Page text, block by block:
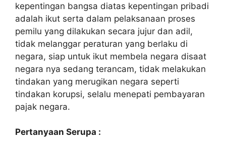
kepentingan bangsa diatas kepentingan pribadi
adalah ikut serta dalam pelaksanaan proses
pemilu yang dilakukan secara jujur dan adil,
tidak melanggar peraturan yang berlaku di
negara, siap untuk ikut membela negara disaat
negara nya sedang terancam, tidak melakukan
tindakan yang merugikan negara seperti
tindakan korupsi, selalu menepati pembayaran
pajak negara.
Pertanyaan Serupa :